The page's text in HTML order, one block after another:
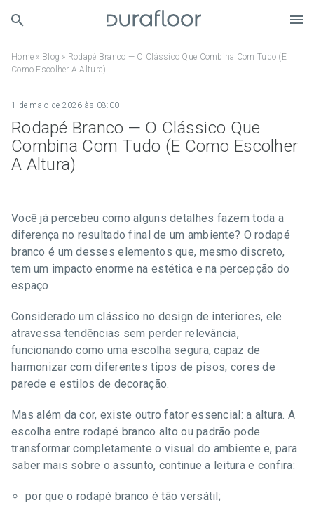
Home » Blog » Rodapé Branco — O Clássico Que Combina Com Tudo (E
Como Escolher A Altura)
Rodapé Branco — O Clássico Que
Combina Com Tudo (E Como Escolher
A Altura)
1 de maio de 2026 às 08:00
Você já percebeu como alguns detalhes fazem toda a
diferença no resultado final de um ambiente? O rodapé
branco é um desses elementos que, mesmo discreto,
tem um impacto enorme na estética e na percepção do
espaço.
Considerado um clássico no design de interiores, ele
atravessa tendências sem perder relevância,
funcionando como uma escolha segura, capaz de
harmonizar com diferentes tipos de pisos, cores de
parede e estilos de decoração.
Mas além da cor, existe outro fator essencial: a altura. A
escolha entre rodapé branco alto ou padrão pode
transformar completamente o visual do ambiente e, para
saber mais sobre o assunto, continue a leitura e confira:
por que o rodapé branco é tão versátil;